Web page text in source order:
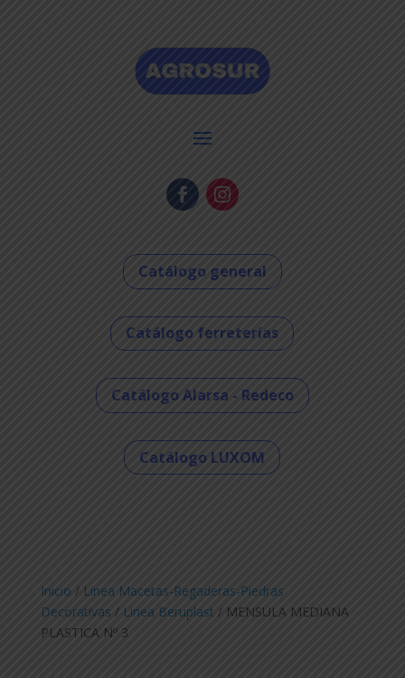
Catálogo general
Catálogo ferreterías
Catálogo Alarsa - Redeco
Catálogo LUXOM
Inicio / Linea Macetas-Regaderas-Piedras
Decorativas / Linea Beruplast / MENSULA MEDIANA
PLASTICA Nº 3